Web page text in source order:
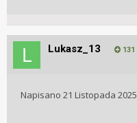
Lukasz_13 131
Napisano 21 Listopada 2025